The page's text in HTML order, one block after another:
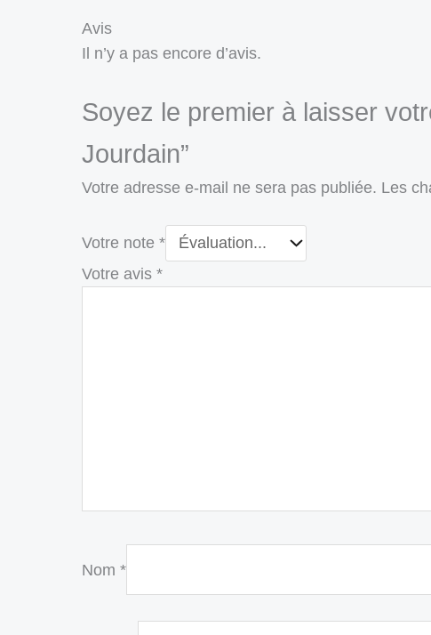
Avis
Il n’y a pas encore d’avis.
Soyez le premier à laisser
Jourdain”
Votre adresse e-mail ne sera pas publiée. Les
Votre note *
Votre avis *
Nom *